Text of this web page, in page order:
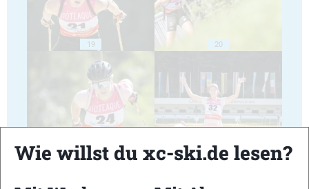
19 20
21 22
Wie willst du xc-ski.de lesen?